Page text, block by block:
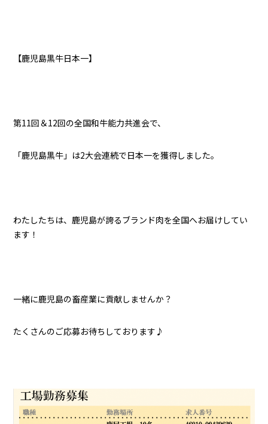
【鹿児島黒牛日本一】
第11回＆12回の全国和牛能力共進会で、
「鹿児島黒牛」は2大会連続で日本一を獲得しました。
わたしたちは、鹿児島が誇るブランド肉を全国へお届けしてい
ます！
一緒に鹿児島の畜産業に貢献しませんか？
たくさんのご応募お待ちしております♪